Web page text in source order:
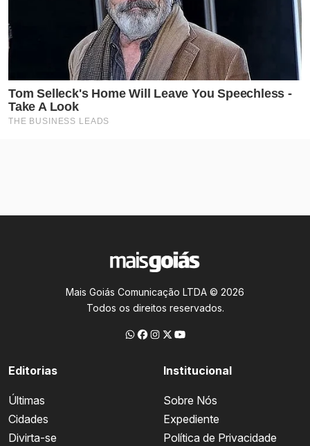
Mais Goiás Comunicação LTDA © 2026
Todos os direitos reservados.
Editorias
Últimas
Cidades
Divirta-se
Institucional
Sobre Nós
Expediente
Política de Privacidade